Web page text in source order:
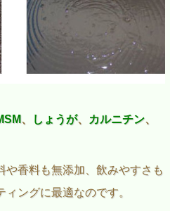
、 しょうが、 カルニチン、
や香料も無添加、飲みやすさも
ングに最適なのです。